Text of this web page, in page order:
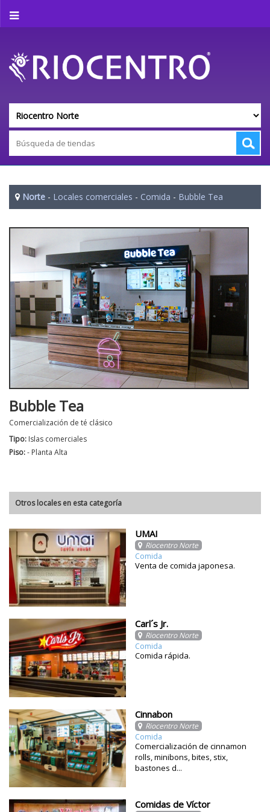
Norte - Locales comerciales - Comida - Bubble Tea
Bubble Tea
Comercialización de té clásico
Tipo: Islas comerciales
Piso:- Planta Alta
Otros locales en esta categoría
UMAI
Riocentro Norte
Comida
Venta de comida japonesa.
Carl´s Jr.
Riocentro Norte
Comida
Comida rápida.
Cinnabon
Riocentro Norte
Comida
Comercialización de cinnamon
rolls, minibons, bites, stix,
bastones d...
Comidas de Víctor